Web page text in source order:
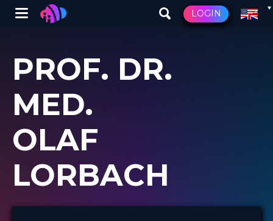
main
content
Winglet LOGIN
PROF. DR.
MED.
OLAF
LORBACH